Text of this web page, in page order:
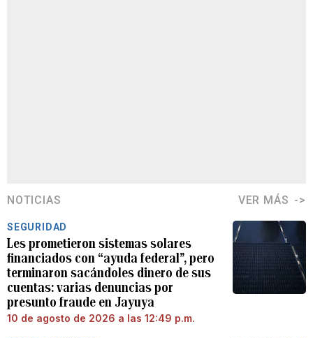
NOTICIAS VER MÁS
SEGURIDAD
Les prometieron sistemas solares
financiados con “ayuda federal”, pero
terminaron sacándoles dinero de sus
cuentas: varias denuncias por
presunto fraude en Jayuya
10 de agosto de 2026 a las 12:49 p.m.